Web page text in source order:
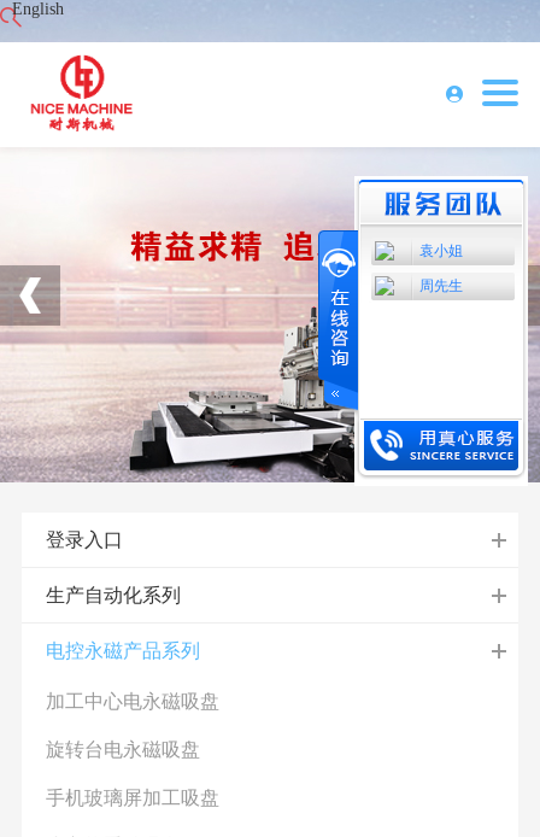
袁小姐
周先生
English
登录入口
生产自动化系列
电控永磁产品系列
加工中心电永磁吸盘
旋转台电永磁吸盘
手机玻璃屏加工吸盘